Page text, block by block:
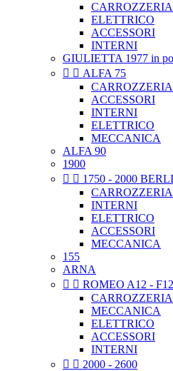
CARROZZERIA
ELETTRICO
ACCESSORI
INTERNI
GIULIETTA 1977 in
  ALFA 75
CARROZZERIA
ACCESSORI
INTERNI
ELETTRICO
MECCANICA
ALFA 90
1900
  1750 - 2000
CARROZZERIA
INTERNI
ELETTRICO
ACCESSORI
MECCANICA
155
ARNA
  ROMEO A12 - F12
CARROZZERIA
MECCANICA
ELETTRICO
ACCESSORI
INTERNI
  2000 - 2600